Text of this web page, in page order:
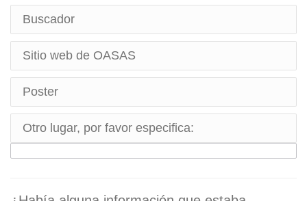
Buscador
Sitio web de OASAS
Poster
Otro lugar, por favor especifica: